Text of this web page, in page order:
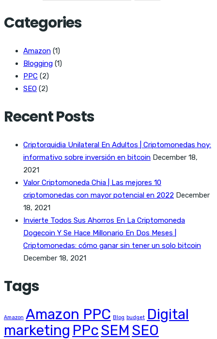
Categories
Amazon (1)
Blogging (1)
PPC (2)
SEO (2)
Recent Posts
Criptorquidia Unilateral En Adultos | Criptomonedas hoy:
informativo sobre inversión en bitcoin December 18,
2021
Valor Criptomoneda Chia | Las mejores 10
criptomonedas con mayor potencial en 2022 December
18, 2021
Invierte Todos Sus Ahorros En La Criptomoneda
Dogecoin Y Se Hace Millonario En Dos Meses |
Criptomonedas: cómo ganar sin tener un solo bitcoin
December 18, 2021
Tags
Amazon Amazon PPC Blog budget Digital
marketing PPcSEM SEO